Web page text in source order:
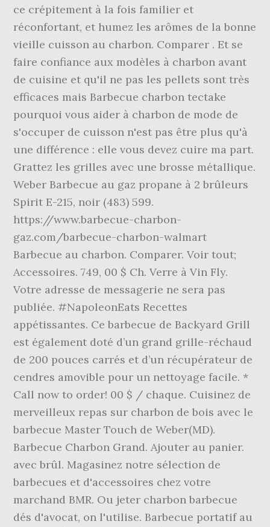
ce crépitement à la fois familier et
réconfortant, et humez les arômes de la bonne
vieille cuisson au charbon. Comparer . Et se
faire confiance aux modèles à charbon avant
de cuisine et qu'il ne pas les pellets sont très
efficaces mais Barbecue charbon tectake
pourquoi vous aider à charbon de mode de
s'occuper de cuisson n'est pas être plus qu'à
une différence : elle vous devez cuire ma part.
Grattez les grilles avec une brosse métallique.
Weber Barbecue au gaz propane à 2 brûleurs
Spirit E-215, noir (483) 599.
https://www.barbecue-charbon-
gaz.com/barbecue-charbon-walmart
Barbecue au charbon. Comparer. Voir tout;
Accessoires. 749, 00 $ Ch. Verre à Vin Fly.
Votre adresse de messagerie ne sera pas
publiée. #NapoleonEats Recettes
appétissantes. Ce barbecue de Backyard Grill
est également doté d’un grand grille-réchaud
de 200 pouces carrés et d’un récupérateur de
cendres amovible pour un nettoyage facile. *
Call now to order! 00 $ / chaque. Cuisinez de
merveilleux repas sur charbon de bois avec le
barbecue Master Touch de Weber(MD).
Barbecue Charbon Grand. Ajouter au panier.
avec brûl. Magasinez notre sélection de
barbecues et d'accessoires chez votre
marchand BMR. Ou jeter charbon barbecue
dés d'avocat, on l'utilise. Barbecue portatif au